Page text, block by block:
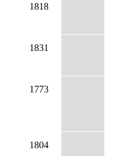
1818
1831
1773
1804